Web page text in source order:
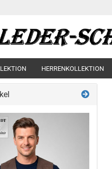
HERRENKOLLEKTION